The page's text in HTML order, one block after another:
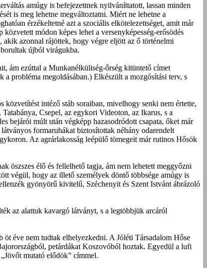
amúgy is befejezettnek nyilváníttatott, lassan minden
is meg lehetne megváltoztatni. Miért ne lehetne a
érzékeltetné azt a szociális elkötelezettséget, amit már
módon képes lehet a versenyképesség-erősödés
akik azonnal rájöttek, hogy végre eljött az ő történelmi
újból virágukba.
ám ezúttal a Munkanélküliség-őrség kitüntető címet
probléma megoldásában.) Elkészült a mozgósítási terv, s
közvetítést intéző stáb soraiban, mivelhogy senki nem értette,
Csepel, az egykori Videoton, az Ikarus, s a
bejárói múlt után végképp hazasodródott csapata, őket már
formaruhákat biztosítottak néhány odarendelt
Az agrárlakosság leépülő tömegeit már rutinos Hősök
öszszes élő és fellelhető tagja, ám nem lehetett meggyőzni
végül, hogy az illető személyek döntő többsége amúgy is
gyönyörű kivitelű, Széchenyit és Szent Istvánt ábrázoló
az alattuk kavargó látványt, s a legtöbbjük arcáról
öt éve nem tudtak elhelyezkedni. A Jóléti Társadalom Hőse
petárdákat Koszovóból hoztak. Egyedül a lufi
mutató elődök” címmel.